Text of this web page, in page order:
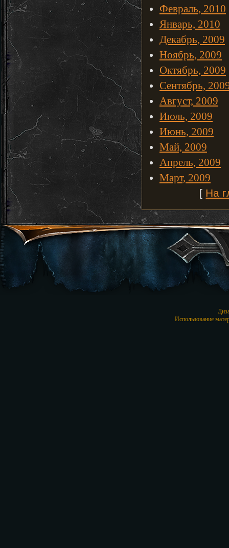
Февраль, 2010
Январь, 2010
Декабрь, 2009
Ноябрь, 2009
Октябрь, 2009
Сентябрь,
Август, 2009
Июль, 2009
Июнь, 2009
Май, 2009
Апрель, 2009
Март, 2009
[ На
Использование